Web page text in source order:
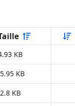
KB
KB
KB